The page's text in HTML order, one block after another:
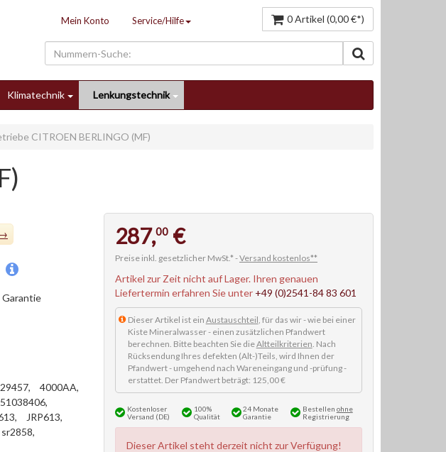
Mein Konto Service/Hilfe 0 Artikel (0,00 €*)
Klimatechnik Lenkungstechnik
CITROEN BERLINGO (MF)
Garantie
29457,
4000AA,
JRP613,
sr2858,
287,00 €
Preise inkl. gesetzlicher MwSt.* -Versand kostenlos**
Artikel zur Zeit nicht auf Lager. Ihren genauen
Liefertermin erfahren Sie unter +49 (0)2541-84 83 601
Dieser Artikel ist ein Austauschteil, für das wir - wie bei einer
Kiste Mineralwasser - einen zusätzlichen Pfandwert
berechnen. Bitte beachten Sie dieAltteilkriterien. Nach
Rücksendung Ihres defekten (Alt-)Teils, wird Ihnen der
Pfandwert - umgehend nach Wareneingang und -prüfung -
erstattet. Der Pfandwert beträgt: 125,00 €
Kostenloser
Versand (DE)
100%
Qualität
24 Monate
Garantie
Bestellen ohne
Registrierung
Dieser Artikel steht derzeit nicht zur Verfügung!